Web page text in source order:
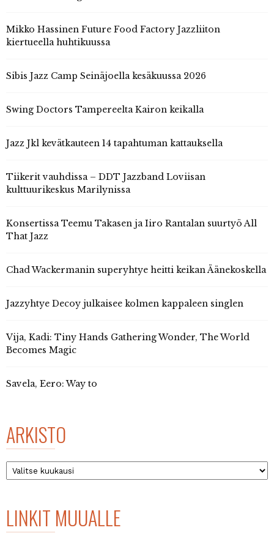
Mikko Hassinen Future Food Factory Jazzliiton
kiertueella huhtikuussa
Sibis Jazz Camp Seinäjoella kesäkuussa 2026
Swing Doctors Tampereelta Kairon keikalla
Jazz Jkl kevätkauteen 14 tapahtuman kattauksella
Tiikerit vauhdissa – DDT Jazzband Loviisan
kulttuurikeskus Marilynissa
Konsertissa Teemu Takasen ja Iiro Rantalan suurtyö All
That Jazz
Chad Wackermanin superyhtye heitti keikan Äänekoskella
Jazzyhtye Decoy julkaisee kolmen kappaleen singlen
Vija, Kadi: Tiny Hands Gathering Wonder, The World
Becomes Magic
Savela, Eero: Way to
ARKISTO
Arkisto
LINKIT MUUALLE